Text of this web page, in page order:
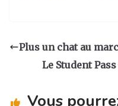
a
g
e
b
Plus un chat au
Le Student
Vous